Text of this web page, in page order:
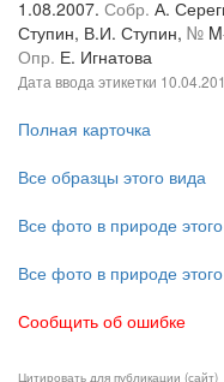
1.08.2007. Собр. А.
Ступин, В.И. Ступин, №
Опр. Е. Игнатова
Дата ввода этикетки
Полная карточка
Все образцы этого вида
Все фото в природе
Все фото в природе
Сообщить об ошибке
Цитировать для публикации (сайт)